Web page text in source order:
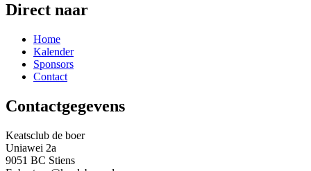
Direct naar
Home
Kalender
Sponsors
Contact
Contactgegevens
Keatsclub de boer
Uniawei 2a
9051 BC Stiens